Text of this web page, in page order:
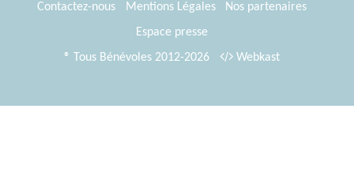
Contactez-nous
Mentions Légales
Nos partenaires
Espace presse
® Tous Bénévoles 2012-2026
Webkast